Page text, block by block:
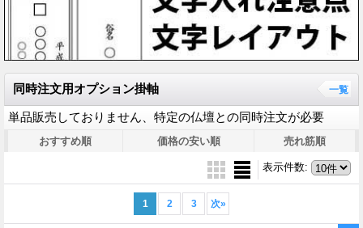
同時注文用オプション掛軸
単品販売しておりません、特定の仏壇との同時注文が必要
一覧
おすすめ順 価格の安い順 売れ筋順
表示件数:
1 2 3 次»